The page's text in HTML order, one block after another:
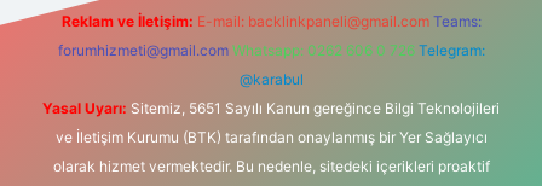
Reklam ve İletişim: E-mail: backlinkpaneli@gmail.com Teams:
forumhizmeti@gmail.com Whatsapp: 0262 606 0 726 Telegram:
@karabul
Yasal Uyarı: Sitemiz, 5651 Sayılı Kanun gereğince Bilgi Teknolojileri
ve İletişim Kurumu (BTK) tarafından onaylanmış bir Yer Sağlayıcı
olarak hizmet vermektedir. Bu nedenle, sitedeki içerikleri proaktif